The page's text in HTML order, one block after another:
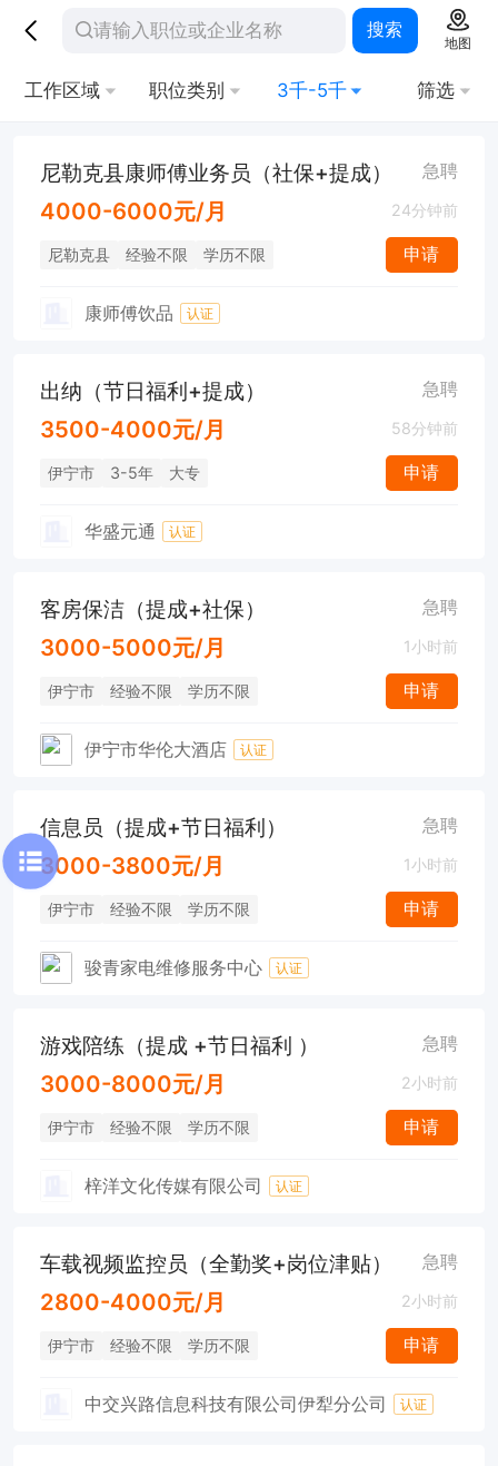
搜索
地图
工作区域 职位类别 3千-5千 筛选
尼勒克县康师傅业务员（社保+提成） 急聘
4000-6000元/月 24分钟前
尼勒克县 经验不限 学历不限 申请
康师傅饮品 认证
出纳（节日福利+提成） 急聘
3500-4000元/月 58分钟前
伊宁市 3-5年 大专 申请
华盛元通 认证
客房保洁（提成+社保） 急聘
3000-5000元/月 1小时前
伊宁市 经验不限 学历不限 申请
伊宁市华伦大酒店 认证
信息员（提成+节日福利） 急聘
3000-3800元/月 1小时前
伊宁市 经验不限 学历不限 申请
骏青家电维修服务中心 认证
游戏陪练（提成 +节日福利 ） 急聘
3000-8000元/月 2小时前
伊宁市 经验不限 学历不限 申请
梓洋文化传媒有限公司 认证
车载视频监控员（全勤奖+岗位津贴） 急聘
2800-4000元/月 2小时前
伊宁市 经验不限 学历不限 申请
中交兴路信息科技有限公司伊犁分公司 认证